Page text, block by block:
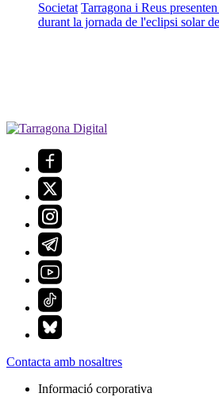
Societat Tarragona i Reus
durant la jornada de l'eclipsi solar
Contacta amb nosaltres
Informació corporativa